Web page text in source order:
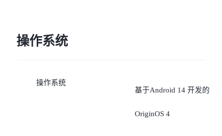
操作系统
操作系统
基于Android 14 开发的
OriginOS 4